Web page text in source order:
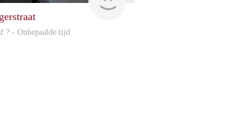
? - Onbepaalde tijd